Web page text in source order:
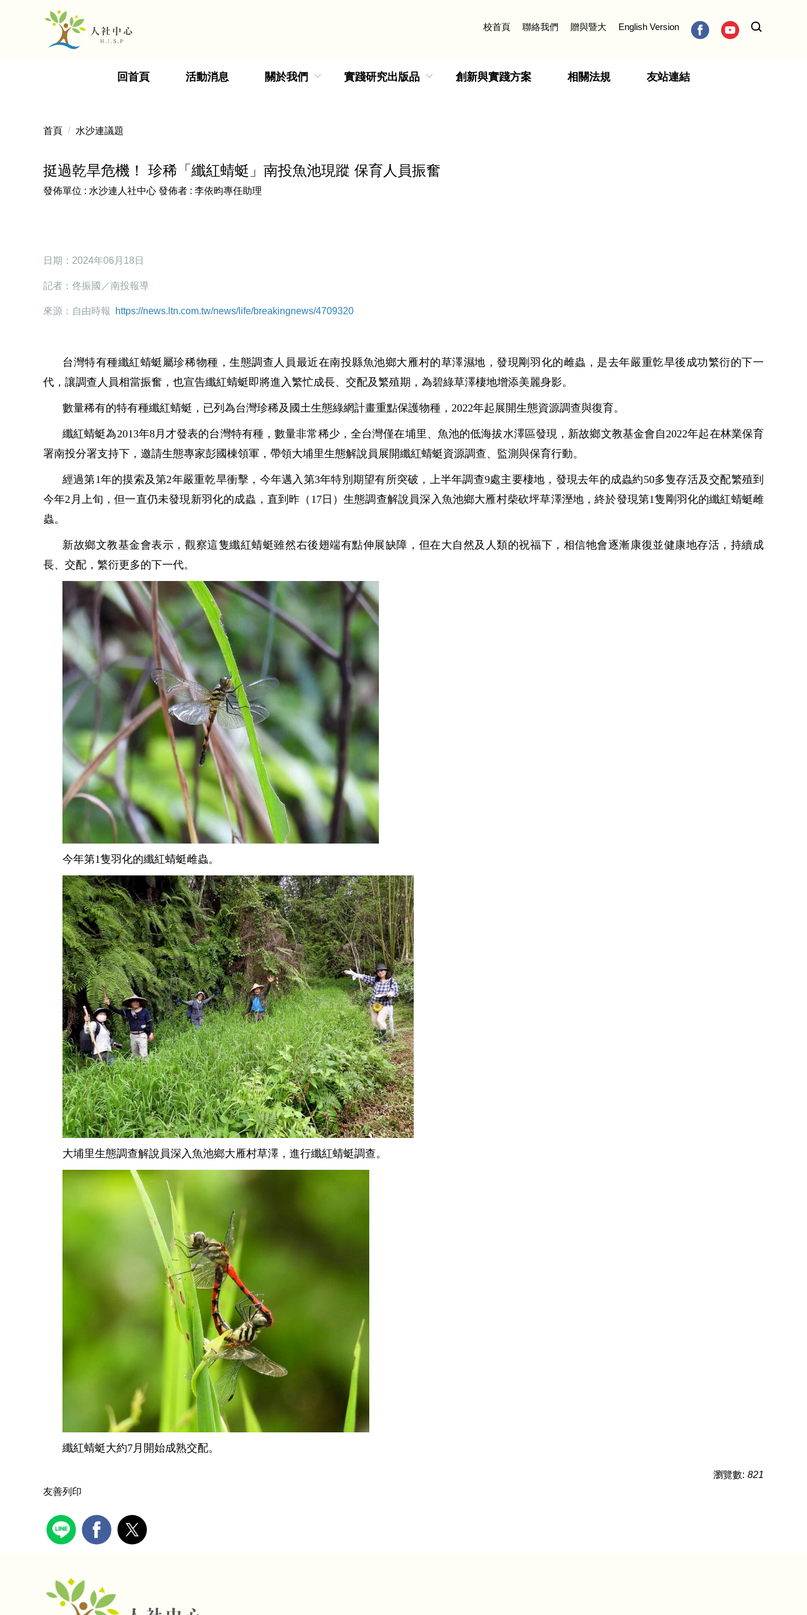
校首頁 聯絡我們 贈與暨大 English Version
回首頁 活動消息 關於我們 實踐研究出版品 創新與實踐方案 相關法規 友站連結
首頁 水沙連議題
挺過乾旱危機！ 珍稀「纖紅蜻蜓」南投魚池現蹤 保育人員振奮
發佈單位 : 水沙連人社中心 發佈者 : 李依昀專任助理
日期：2024年06月18日
記者：佟振國／南投報導
來源：自由時報 https://news.ltn.com.tw/news/life/breakingnews/4709320
台灣特有種纖紅蜻蜓屬珍稀物種，生態調查人員最近在南投縣魚池鄉大雁村的草澤濕地，發現剛羽化的雌蟲，是去年嚴重亁旱後成功繁衍的下一
代，讓調查人員相當振奮，也宣告纖紅蜻蜓即將進入繁忙成長、交配及繁殖期，為碧綠草澤棲地增添美麗身影。
數量稀有的特有種纖紅蜻蜓，已列為台灣珍稀及國土生態綠網計畫重點保護物種，2022年起展開生態資源調查與復育。
纖紅蜻蜓為2013年8月才發表的台灣特有種，數量非常稀少，全台灣僅在埔里、魚池的低海拔水澤區發現，新故鄉文教基金會自2022年起在林業保育
署南投分署支持下，邀請生態專家彭國棟領軍，帶領大埔里生態解說員展開纖紅蜻蜓資源調查、監測與保育行動。
經過第1年的摸索及第2年嚴重乾旱衝擊，今年邁入第3年特別期望有所突破，上半年調查9處主要棲地，發現去年的成蟲約50多隻存活及交配繁殖到
今年2月上旬，但一直仍未發現新羽化的成蟲，直到昨（17日）生態調查解說員深入魚池鄉大雁村柴砍坪草澤溼地，終於發現第1隻剛羽化的纖紅蜻蜓雌
蟲。
新故鄉文教基金會表示，觀察這隻纖紅蜻蜓雖然右後翅端有點伸展缺障，但在大自然及人類的祝福下，相信牠會逐漸康復並健康地存活，持續成
長、交配，繁衍更多的下一代。
今年第1隻羽化的纖紅蜻蜓雌蟲。
大埔里生態調查解說員深入魚池鄉大雁村草澤，進行纖紅蜻蜓調查。
纖紅蜻蜓大約7月開始成熟交配。
瀏覽數: 821
友善列印